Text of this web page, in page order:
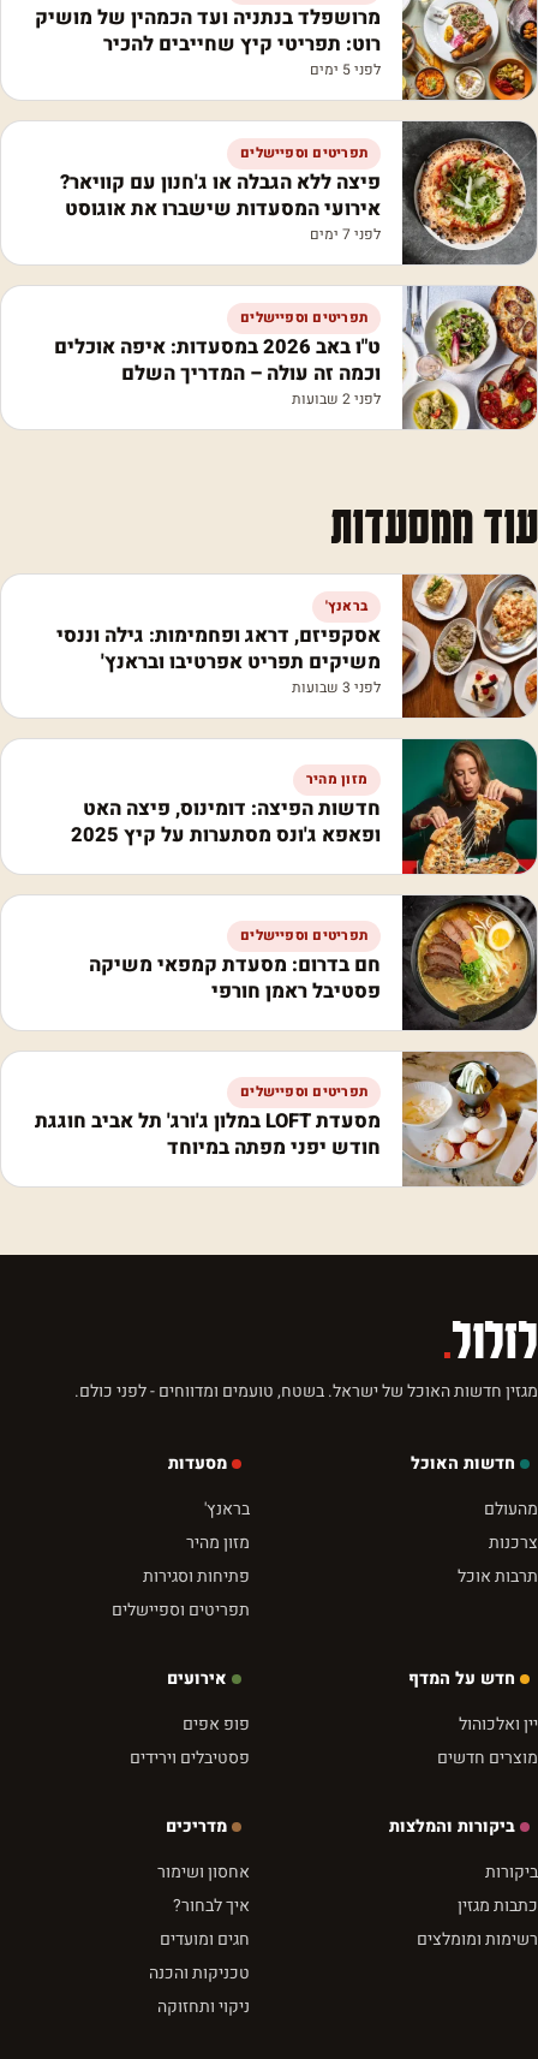
מרושפלד בנתניה ועד הכמהין של מושיק
רוט: תפריטי קיץ שחייבים להכיר
לפני 5 ימים
תפריטים וספיישלים
פיצה ללא הגבלה או ג'חנון עם קוויאר?
אירועי המסעדות שישברו את אוגוסט
לפני 7 ימים
תפריטים וספיישלים
ט"ו באב 2026 במסעדות: איפה אוכלים
וכמה זה עולה – המדריך השלם
לפני 2 שבועות
עוד ממסעדות
בראנץ'
אסקפיזם, דראג ופחמימות: גילה וננסי
משיקים תפריט אפרטיבו ובראנץ'
לפני 3 שבועות
מזון מהיר
חדשות הפיצה: דומינוס, פיצה האט
ופאפא ג'ונס מסתערות על קיץ 2025
תפריטים וספיישלים
חם בדרום: מסעדת קמפאי משיקה
פסטיבל ראמן חורפי
תפריטים וספיישלים
מסעדת LOFT במלון ג'ורג' תל אביב חוגגת
חודש יפני מפתה במיוחד
לזלול.
מגזין חדשות האוכל של ישראל. בשטח, טועמים ומדווחים - לפני כולם.
חדשות האוכל
מהעולם
צרכנות
תרבות אוכל
מסעדות
בראנץ'
מזון מהיר
פתיחות וסגירות
תפריטים וספיישלים
חדש על המדף
יין ואלכוהול
מוצרים חדשים
אירועים
פופ אפים
פסטיבלים וירידים
ביקורות והמלצות
ביקורות
כתבות מגזין
רשימות ומומלצים
מדריכים
אחסון ושימור
איך לבחור?
חגים ומועדים
טכניקות והכנה
ניקוי ותחזוקה